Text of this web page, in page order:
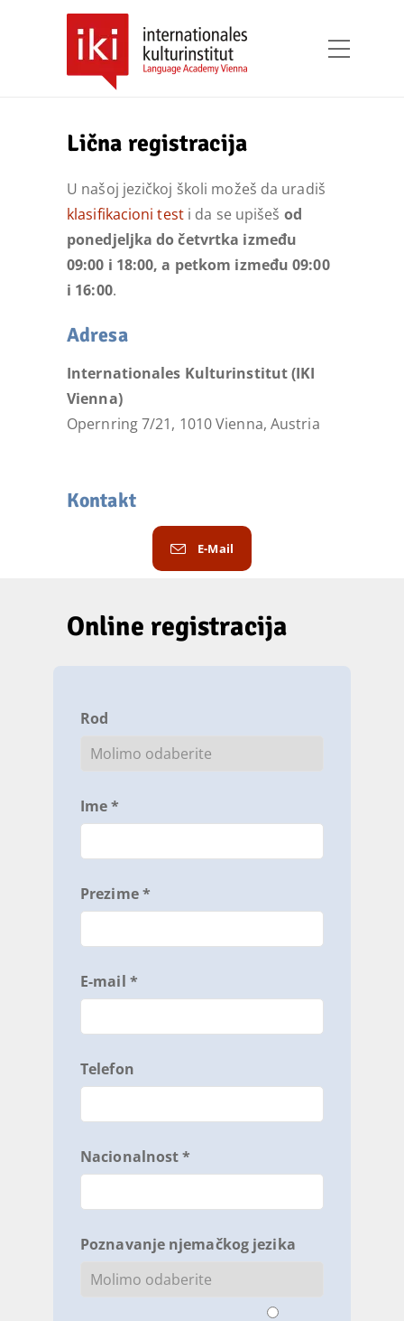
Lična registracija
U našoj jezičkoj školi možeš da uradiš
klasifikacioni testi da se upišeš od
ponedjeljka do četvrtka između
09:00 i 18:00, a petkom između 09:00
i 16:00.
Adresa
Internationales Kulturinstitut (IKI
Vienna)
Opernring 7/21, 1010 Vienna, Austria
Kontakt
E-Mail
Online registracija
Rod
Ime *
Prezime *
E-mail *
Telefon
Nacionalnost *
Poznavanje njemačkog jezika